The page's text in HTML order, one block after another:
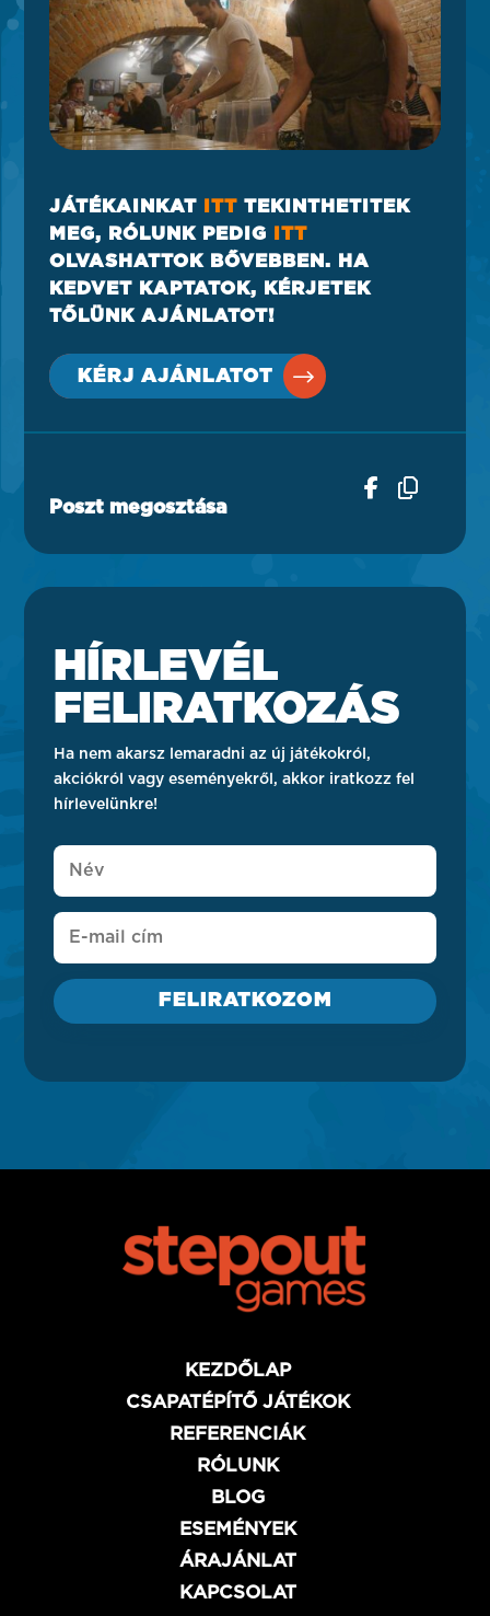
JÁTÉKAINKAT ITTTEKINTHETITEK
MEG, RÓLUNK PEDIG
ITT
OLVASHATTOK BŐVEBBEN. HA
KEDVET KAPTATOK, KÉRJETEK
TŐLÜNK AJÁNLATOT!
KÉRJ AJÁNLATOT
Poszt megosztása
HÍRLEVÉL
FELIRATKOZÁS
Ha nem akarsz lemaradni az új játékokról,
akciókról vagy eseményekről, akkor iratkozz fel
hírlevelünkre!
FELIRATKOZOM
KEZDŐLAP
CSAPATÉPÍTŐ JÁTÉKOK
REFERENCIÁK
RÓLUNK
BLOG
ESEMÉNYEK
ÁRAJÁNLAT
KAPCSOLAT